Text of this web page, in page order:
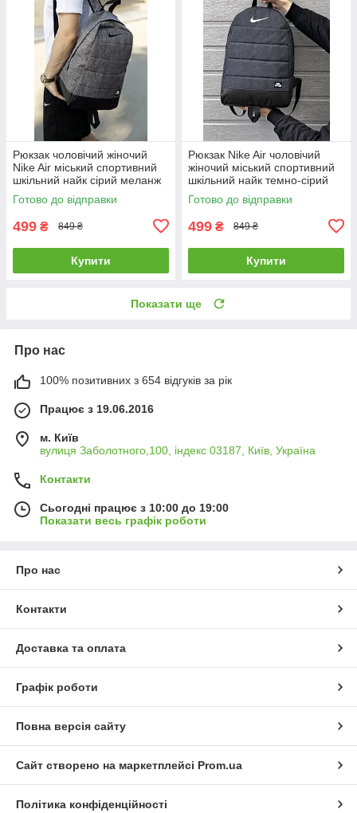
Рюкзак чоловічий жіночий
Nike Air міський спортивний
шкільний найк сірий меланж
Готово до відправки
499 ₴ 849 ₴
Купити
Рюкзак Nike Air чоловічий
жіночий міський спортивний
шкільний найк темно-сірий
Готово до відправки
499 ₴ 849 ₴
Купити
Показати ще
Про нас
100% позитивних з 654 відгуків за рік
Працює з 19.06.2016
м. Київ
вулиця Заболотного,100, індекс 03187, Київ, Україна
Контакти
Сьогодні працює з 10:00 до 19:00
Показати весь графік роботи
Про нас
Контакти
Доставка та оплата
Графік роботи
Повна версія сайту
Сайт створено на маркетплейсі Prom.ua
Політика конфіденційності